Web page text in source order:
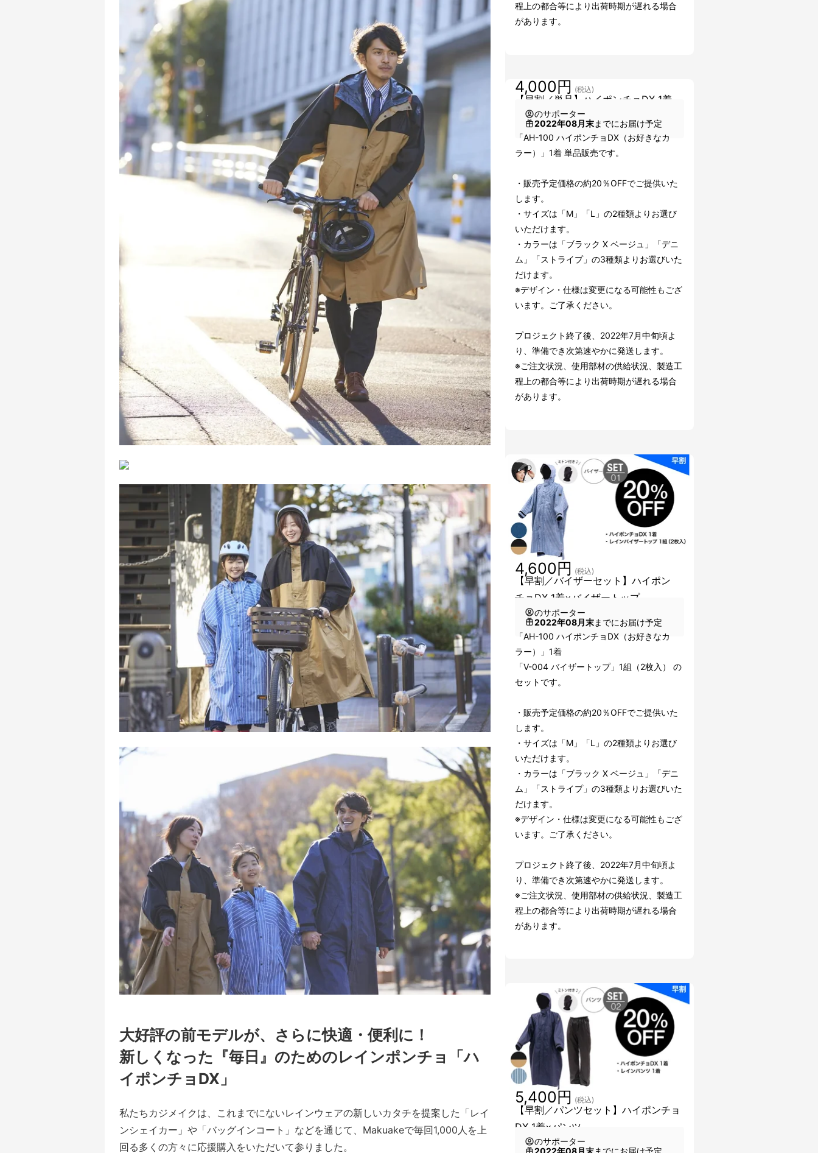
大好評の前モデルが、さらに快適・便利に！
新しくなった『毎日』のためのレインポンチョ「ハ
イポンチョDX」
私たちカジメイクは、これまでにないレインウェアの新しいカタチを提案した「レイ
ンシェイカー」や「バッグインコート」などを通じて、Makuakeで毎回1,000人を上
回る多くの方々に応援購入 をいただいて参りました。
程上の都合等により出荷時期が遅れる場合
があります。
【早割／単品】ハイポンチョDX 1着
4,000円 (税込)
のサポーター
2022年08月末までにお届け予定
「AH-100 ハイポンチョDX（お好きなカ
ラー）」1着 単品販売です。
・販売予定価格の約20％OFFでご提供いた
します。
・サイズは「M」「L」の2種類よりお選び
いただけます。
・カラーは「ブラック X ベージュ」「デニ
ム」「ストライプ」の3種類よりお選びいた
だけます。
※デザイン・仕様は変更になる可能性もござ
います。ご了承ください。
プロジェクト終了後、2022年7月中旬頃よ
り、準備でき次第速やかに発送します。
※ご注文状況、使用部材の供給状況、製造工
程上の都合等により出荷時期が遅れる場合
があります。
【早割／バイザーセット】ハイポン
チョDX 1着×バイザートップ
4,600円 (税込)
のサポーター
2022年08月末までにお届け予定
「AH-100 ハイポンチョDX（お好きなカ
ラー）」1着
「V-004 バイザートップ」1組（2枚入） の
セットです。
・販売予定価格の約20％OFFでご提供いた
します。
・サイズは「M」「L」の2種類よりお選び
いただけます。
・カラーは「ブラック X ベージュ」「デニ
ム」「ストライプ」の3種類よりお選びいた
だけます。
※デザイン・仕様は変更になる可能性もござ
います。ご了承ください。
プロジェクト終了後、2022年7月中旬頃よ
り、準備でき次第速やかに発送します。
※ご注文状況、使用部材の供給状況、製造工
程上の都合等により出荷時期が遅れる場合
があります。
【早割／パンツセット】ハイポンチョ
DX 1着×パンツ
5,400円 (税込)
のサポーター